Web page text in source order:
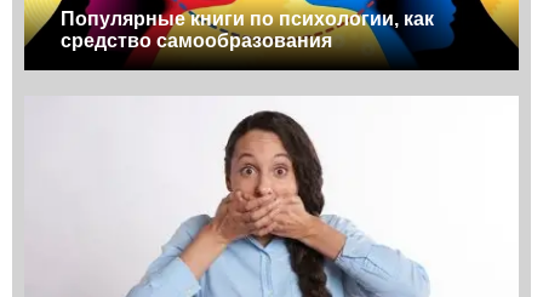
Популярные книги по психологии, как
средство самообразования